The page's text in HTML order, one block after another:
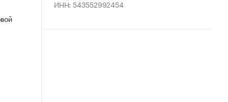
ИНН: 543552992454